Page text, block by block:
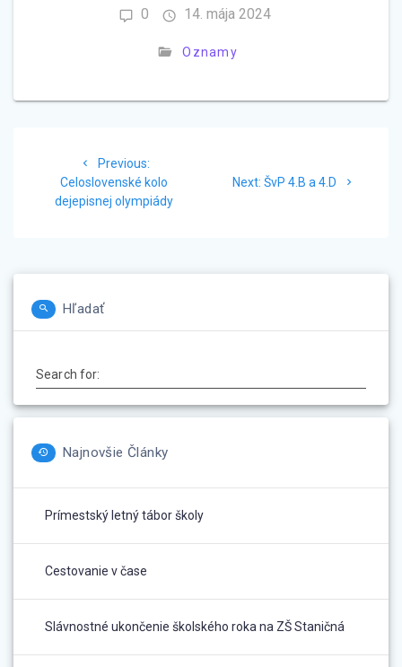
0 14. mája 2024
Oznamy
Previous:Previous
post:
Celoslovenské kolo
dejepisnej olympiády
Next: Next
ŠvP 4.B a 4.D
Hľadať
Search for:
Najnovšie Články
Prímestský letný tábor školy
Cestovanie v čase
Slávnostné ukončenie školského roka na ZŠ Staničná